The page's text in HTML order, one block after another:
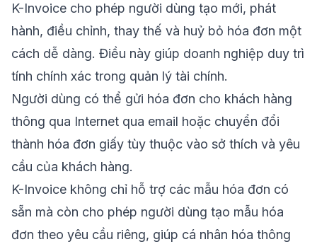
K-Invoice cho phép người dùng tạo mới, phát
hành, điều chỉnh, thay thế và huỷ bỏ hóa đơn một
cách dễ dàng. Điều này giúp doanh nghiệp duy trì
tính chính xác trong quản lý tài chính.
Người dùng có thể gửi hóa đơn cho khách hàng
thông qua Internet qua email hoặc chuyển đổi
thành hóa đơn giấy tùy thuộc vào sở thích và yêu
cầu của khách hàng.
K-Invoice không chỉ hỗ trợ các mẫu hóa đơn có
sẵn mà còn cho phép người dùng tạo mẫu hóa
đơn theo yêu cầu riêng, giúp cá nhân hóa thông